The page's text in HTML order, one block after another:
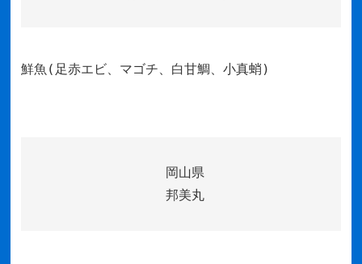
鮮魚(足赤エビ、マゴチ、白甘鯛、小真蛸)
岡山県
邦美丸